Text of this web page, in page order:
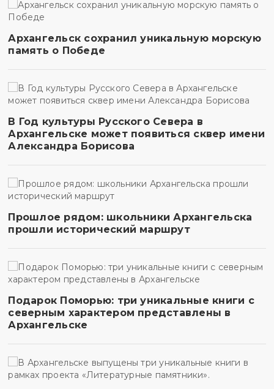
Архангельск сохранил уникальную морскую
память о Победе
В Год культуры Русского Севера в
Архангельске может появиться сквер имени
Александра Борисова
Прошлое рядом: школьники Архангельска
прошли исторический маршрут
Подарок Поморью: три уникальные книги с
северным характером представлены в
Архангельске